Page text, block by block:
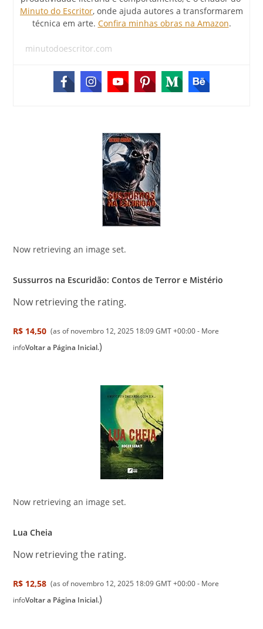
Minuto do Escritor, onde ajuda autores a transformarem
técnica em arte. Confira minhas obras na Amazon.
minutodoescritor.com
Now retrieving an image set.
Sussurros na Escuridão: Contos de Terror e Mistério
Now retrieving the rating.
R$ 14,50 (as of novembro 12, 2025 18:09 GMT +00:00 - More
infoVoltar a Página Inicial.)
Now retrieving an image set.
Lua Cheia
Now retrieving the rating.
R$ 12,58 (as of novembro 12, 2025 18:09 GMT +00:00 - More
infoVoltar a Página Inicial.)